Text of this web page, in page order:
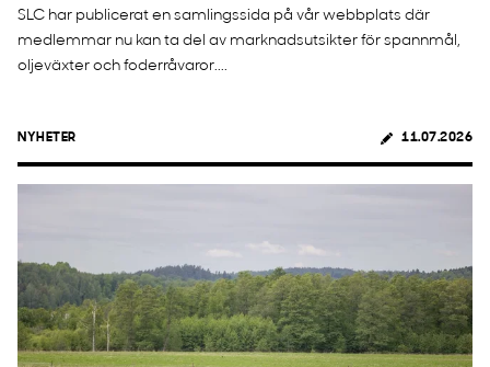
SLC har publicerat en samlingssida på vår webbplats där
medlemmar nu kan ta del av marknadsutsikter för spannmål,
oljeväxter och foderråvaror....
NYHETER 11.07.2026